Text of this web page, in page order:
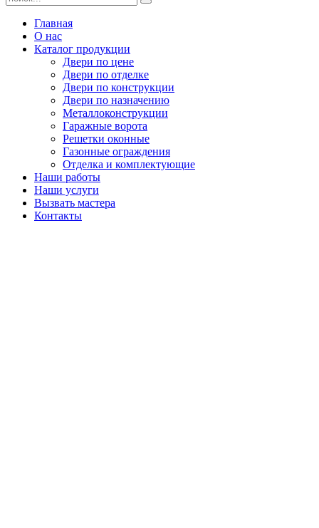
Главная
О нас
Каталог продукции
Двери по цене
Двери по отделке
Двери по конструкции
Двери по назначению
Металлоконструкции
Гаражные ворота
Решетки оконные
Газонные ограждения
Отделка и комплектующие
Наши работы
Наши услуги
Вызвать мастера
Контакты